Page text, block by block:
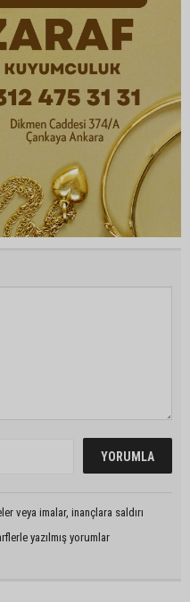
veya imalar, inançlara saldırı
yazılmış yorumlar